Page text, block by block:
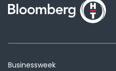
Businessweek